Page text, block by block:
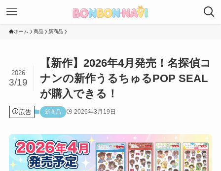
ホーム 商品 新商品
【新作】2026年4月発売！名探偵コ
ナンの新作うるちゅるPOP SEAL
が購入できる！
2026
3/19
広告 新商品 2026年3月19日